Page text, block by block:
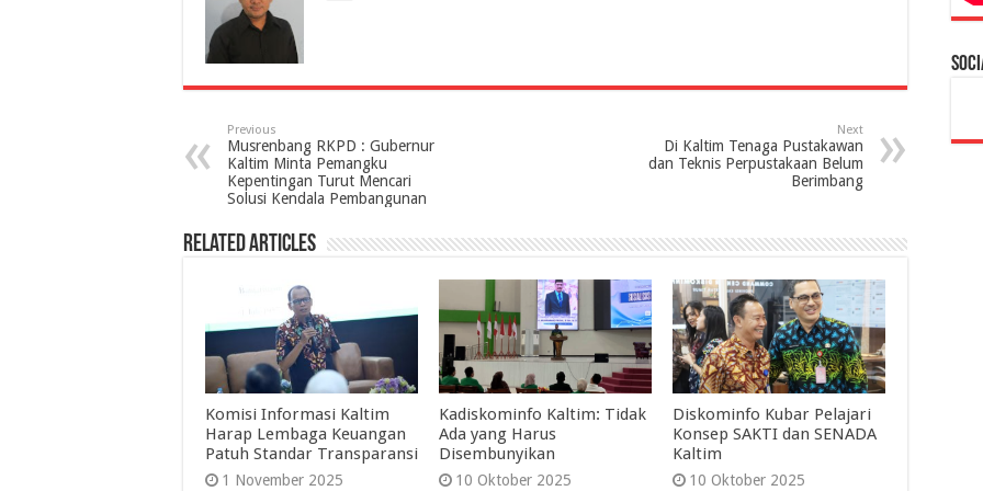
Previous
Musrenbang RKPD : Gubernur
Kaltim Minta Pemangku
Kepentingan Turut Mencari
Solusi Kendala Pembangunan
Next
Di Kaltim Tenaga Pustakawan
dan Teknis Perpustakaan Belum
Berimbang
Related Articles
Komisi Informasi Kaltim
Harap Lembaga Keuangan
Patuh Standar Transparansi
1 November 2025
Kadiskominfo Kaltim: Tidak
Ada yang Harus
Disembunyikan
10 Oktober 2025
Diskominfo Kubar Pelajari
Konsep SAKTI dan SENADA
Kaltim
10 Oktober 2025